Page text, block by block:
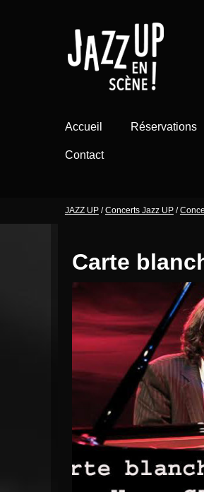
Accueil Réservations
Contact
JAZZ UP/Concerts Jazz UP/
Carte